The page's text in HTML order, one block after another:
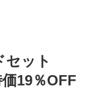
セット
19％OFF